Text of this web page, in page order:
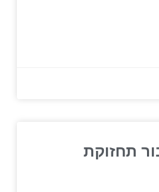
תחזוקת